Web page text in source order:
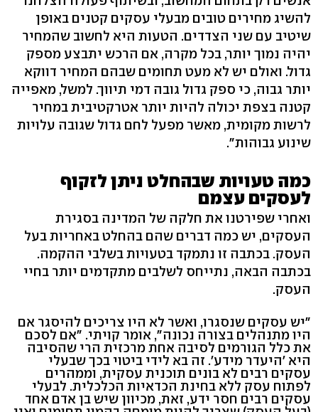
להשיג מחירים טובים מבעלי עסקים קטנים באופן
שיטיב עם שני הצדדים. הטעות היא לחשוב שהמחיר
יהיה נמוך יותר, בכל מקרה, אם הרכש יתבצע מספק
גדול. ואולם יש לא מעט תחומים שבהם המחיר דווקא
יותר גבוה, כי ספק גדול גובה דמי תיווך. למשל, מאפייה
קטנה בצפת יכולה להיות יותר אטרקטיבית במחיר
לרשות מקומית, מאשר מפעל לחם גדול שגובה עלויות
שינוע גבוהות".
כמה טעויות שבהחלט ניתן לזקוף
לעסקים עצמם
ואחרי שפירטנו את חלקה של המדינה בסגירת
העסקים, יש כמה דברים שהם בהחלט באחריות בעל
העסק. בכתבה זו נתמקד בטעויות בשלבי ההקמה.
בכתבה הבאה, נתייחס לשלבים מתקדמים יותר בחיי
העסק.
"יש עסקים שנסגרו, ואשר לא היו צריכים להיסגר אם
היו מתנהלים בצורה נכונה", אומר קויתי. "אם לסכם
את כלל הגורמים לסיבה אחת מרכזית הרי שהסיבה
היא 'היעדר מידע'. זה בא לידי ביטוי בכך שבעלי
עסקים רבים לא בונים תוכנית עסקית, וממהרים
לפתוח עסק ללא בחינת הכדאיות הכלכלית. לבעלי
עסקים רבים חסר ידע, זאת, מכיוון שיש בן אדם אחד